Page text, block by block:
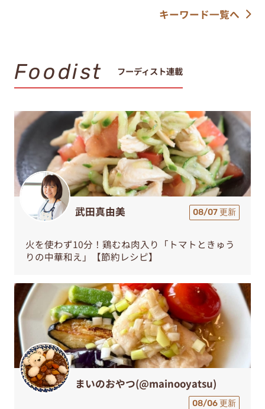
キーワード一覧へ
Foodist フーディスト連載
武田真由美 08/07 更新
火を使わず10分！鶏むね肉入り「トマトときゅう
りの中華和え」【節約レシピ】
まいのおやつ(@mainooyatsu)
08/06 更新